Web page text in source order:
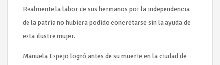
Realmente la labor de sus hermanos por la independencia
de la patria no hubiera podido concretarse sin la ayuda de
esta ilustre mujer.
Manuela Espejo logró antes de su muerte en la ciudad de